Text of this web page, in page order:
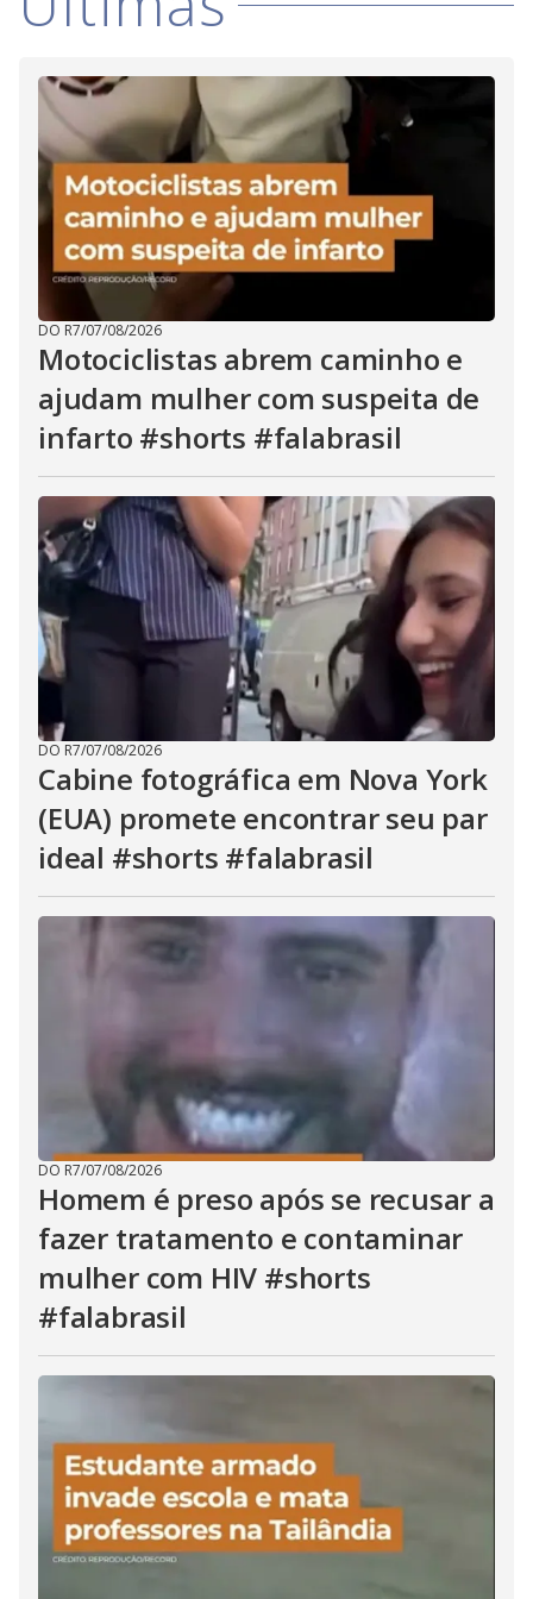
V
i
d
e
o
DO R7/07/08/2026
Motociclistas abrem caminho e
ajudam mulher com suspeita de
infarto #shorts #falabrasil
DO R7/07/08/2026
Cabine fotográfica em Nova York
(EUA) promete encontrar seu par
ideal #shorts #falabrasil
DO R7/07/08/2026
Homem é preso após se recusar a
fazer tratamento e contaminar
mulher com HIV #shorts
#falabrasil